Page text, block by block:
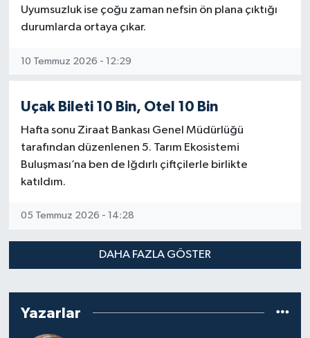
Uyumsuzluk ise çoğu zaman nefsin ön plana çıktığı
durumlarda ortaya çıkar.
10 Temmuz 2026 - 12:29
Uçak Bileti 10 Bin, Otel 10 Bin
Hafta sonu Ziraat Bankası Genel Müdürlüğü
tarafından düzenlenen 5. Tarım Ekosistemi
Buluşması’na ben de Iğdırlı çiftçilerle birlikte
katıldım.
05 Temmuz 2026 - 14:28
DAHA FAZLA GÖSTER
Yazarlar